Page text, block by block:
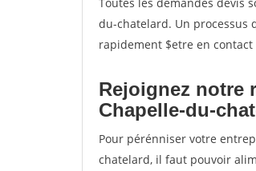
du-chatelard. Un processus
rapidement $etre en
Rejoignez notre
Chapelle-du-
Pour pérénniser votre
chatelard, il faut pouvoir